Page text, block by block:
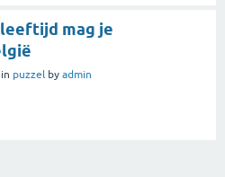
mag je
in puzzel by admin